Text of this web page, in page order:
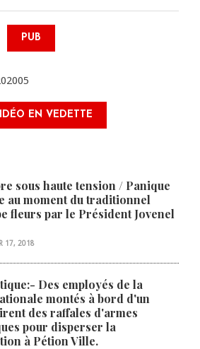
PUB
EN VEDETTE
sous haute tension / Panique
au moment du traditionnel
fleurs par le Président Jovenel
17, 2018
Des employés de la
montés à bord d'un
des raffales d'armes
pour disperser la
à Pétion Ville.